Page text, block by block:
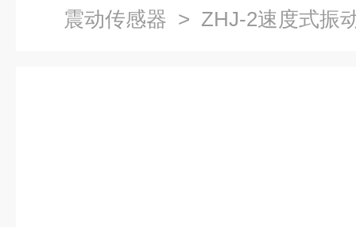
震动传感器 > ZHJ-2速度式振